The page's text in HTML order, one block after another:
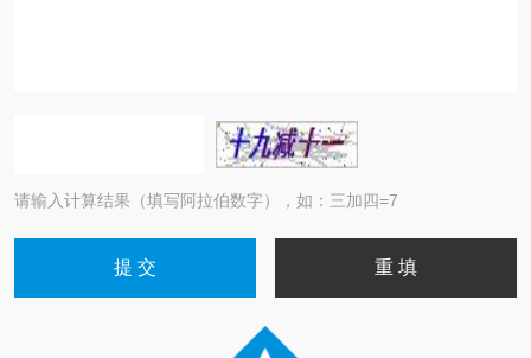
请输入计算结果（填写阿拉伯数字），如：三加四=7